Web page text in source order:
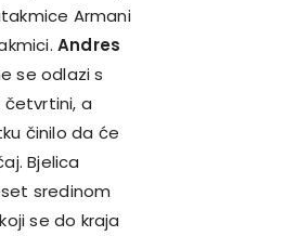
Armani
Andres
se odlazi s
četvrtini, a
činilo da će
Bjelica
sredinom
koji se do kraja